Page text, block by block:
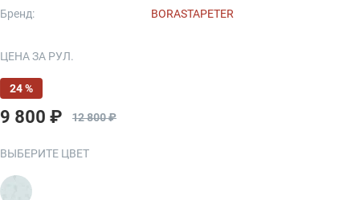
Бренд:
BORASTAPETER
ЦЕНА ЗА РУЛ.
24 %
9 800 ₽ 12 800 ₽
ВЫБЕРИТЕ ЦВЕТ